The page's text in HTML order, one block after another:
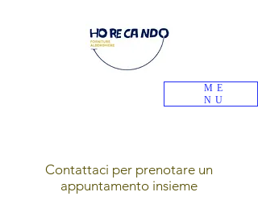
Contattaci per prenotare un
appuntamento insieme
ME
NU